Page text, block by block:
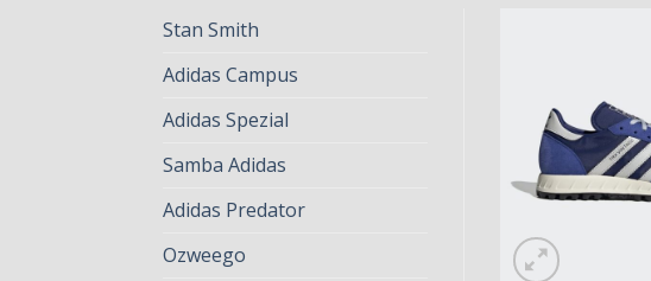
Stan Smith
Adidas Campus
Adidas Spezial
Samba Adidas
Adidas Predator
Ozweego